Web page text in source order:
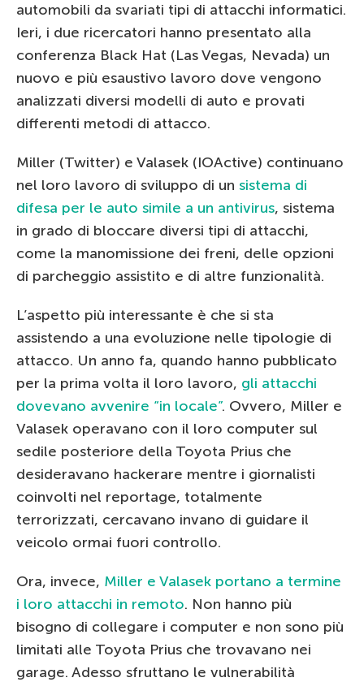
automobili da svariati tipi di attacchi informatici.
Ieri, i due ricercatori hanno presentato alla
conferenza Black Hat (Las Vegas, Nevada) un
nuovo e più esaustivo lavoro dove vengono
analizzati diversi modelli di auto e provati
differenti metodi di attacco.
Miller (Twitter) e Valasek (IOActive) continuano
nel loro lavoro di sviluppo di un sistema di
difesa per le auto simile a un antivirus, sistema
in grado di bloccare diversi tipi di attacchi,
come la manomissione dei freni, delle opzioni
di parcheggio assistito e di altre funzionalità.
L’aspetto più interessante è che si sta
assistendo a una evoluzione nelle tipologie di
attacco. Un anno fa, quando hanno pubblicato
per la prima volta il loro lavoro, gli attacchi
dovevano avvenire “in locale”. Ovvero, Miller e
Valasek operavano con il loro computer sul
sedile posteriore della Toyota Prius che
desideravano hackerare mentre i giornalisti
coinvolti nel reportage, totalmente
terrorizzati, cercavano invano di guidare il
veicolo ormai fuori controllo.
Ora, invece, Miller e Valasek portano a termine
i loro attacchi in remoto. Non hanno più
bisogno di collegare i computer e non sono più
limitati alle Toyota Prius che trovavano nei
garage. Adesso sfruttano le vulnerabilità